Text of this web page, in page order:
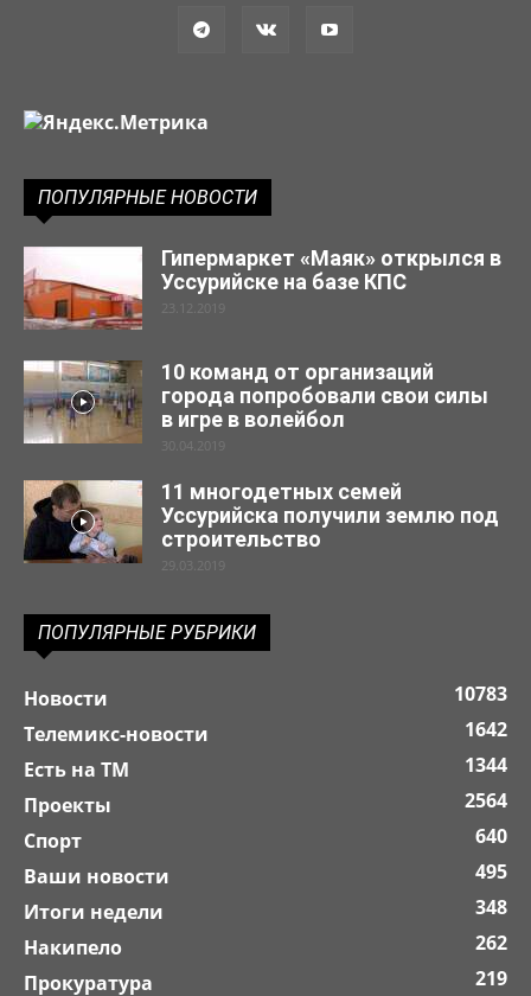
ПОПУЛЯРНЫЕ НОВОСТИ
Гипермаркет «Маяк» открылся в
Уссурийске на базе КПС
23.12.2019
10 команд от организаций
города попробовали свои силы
в игре в волейбол
30.04.2019
11 многодетных семей
Уссурийска получили землю под
строительство
29.03.2019
ПОПУЛЯРНЫЕ РУБРИКИ
Новости
10783
Телемикс-новости
1642
Есть на ТМ
1344
Проекты
2564
Спорт
640
Ваши новости
495
Итоги недели
348
Накипело
262
Прокуратура
219